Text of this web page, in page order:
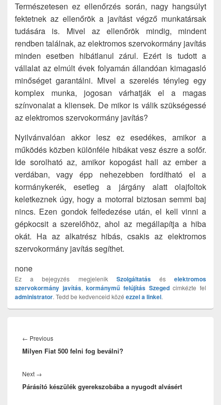
Természetesen ez ellenőrzés során, nagy hangsúlyt
fektetnek az ellenőrök a javítást végző munkatársak
tudására is. Mivel az ellenőrök mindig, mindent
rendben találnak, az elektromos szervokormány javítás
minden esetben hibátlanul zárul. Ezért is tudott a
vállalat az elmúlt évek folyamán állandóan kimagasló
minőséget garantálni. Mivel a szerelés tényleg egy
komplex munka, jogosan várhatják el a magas
színvonalat a kliensek. De mikor is válik szükségessé
az elektromos szervokormány javítás?
Nyilvánvalóan akkor lesz ez esedékes, amikor a
működés közben különféle hibákat vesz észre a sofőr.
Ide sorolható az, amikor kopogást hall az ember a
verdában, vagy épp nehezebben fordítható el a
kormánykerék, esetleg a járgány alatt olajfoltok
keletkeznek úgy, hogy a motorral biztosan semmi baj
nincs. Ezen gondok felfedezése után, el kell vinni a
gépkocsit a szerelőhöz, ahol az megállapítja a hiba
okát. Ha az alkatrész hibás, csakis az elektromos
szervokormány javítás segíthet.
none
Ez a bejegyzés megjelenik Szolgáltatáséselektromos
szervokormány javítás,kormánymű felújítás Szegedcimkézte fel
administrator. Tedd be kedvenceid közé ezzel a linkel.
navigáció
← PreviousPrevious
post:
Milyen Fiat 500 felni fog beválni?
Next →
post:
Párásító készülék gyerekszobába a nyugodt alvásért